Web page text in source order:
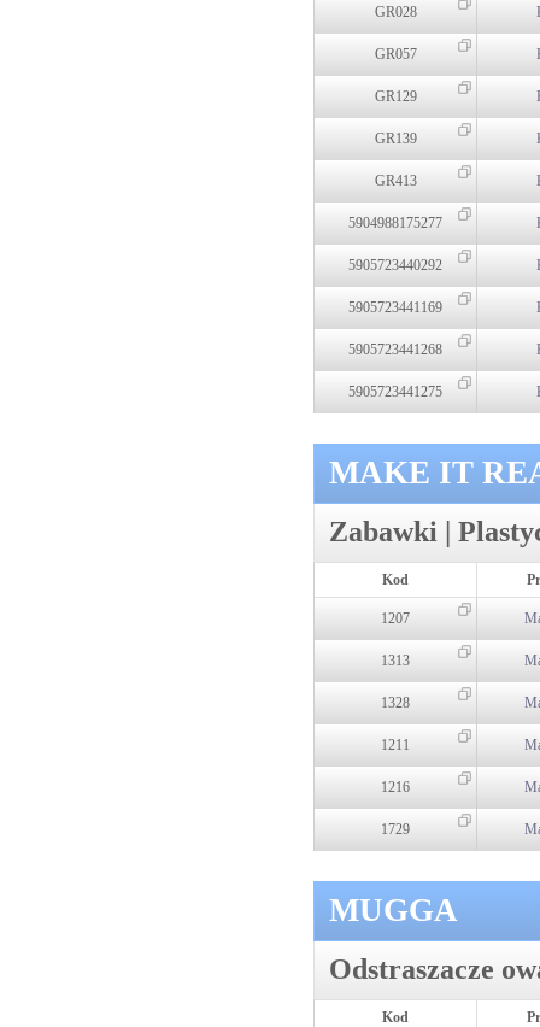
GR028
GR057
GR129
GR139
GR413
5904988175277
5905723440292
5905723441169
5905723441268
5905723441275
MAKE IT
Zabawki |
Kod
1207
1313
1328
1211
1216
1729
MUGGA
Odstraszacze
Kod